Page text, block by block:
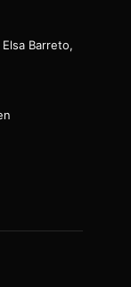
Barreto,